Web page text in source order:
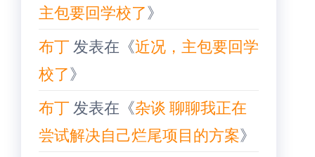
主包要回学校了》
布丁发表在《近况，主包要回学
校了》
布丁发表在《杂谈 聊聊我正在
尝试解决自己烂尾项目的方案》